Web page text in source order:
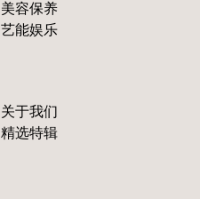
美容保养
艺能娱乐
关于我们
精选特辑